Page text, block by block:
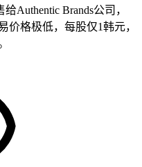
Authentic Brands公司，
价格极低，每股仅1韩元，